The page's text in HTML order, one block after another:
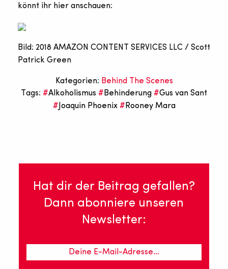
könnt ihr hier anschauen:
Bild: 2018 AMAZON CONTENT SERVICES LLC / Scott
Patrick Green
Kategorien: Behind The Scenes
Tags:
Alkoholismus Behinderung
Gus van Sant
Joaquin Phoenix
Rooney Mara
Hat dir der Beitrag gefallen?
Dann abonniere unseren
Newsletter: